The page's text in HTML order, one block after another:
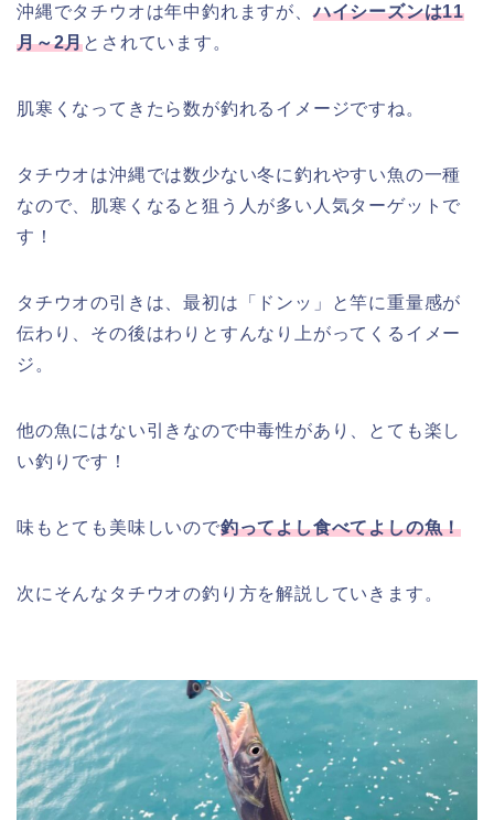
沖縄でタチウオは年中釣れますが、ハイシーズンは11
月～2月とされています。
肌寒くなってきたら数が釣れるイメージですね。
タチウオは沖縄では数少ない冬に釣れやすい魚の一種
なので、肌寒くなると狙う人が多い人気ターゲットで
す！
タチウオの引きは、最初は「ドンッ」と竿に重量感が
伝わり、その後はわりとすんなり上がってくるイメー
ジ。
他の魚にはない引きなので中毒性があり、とても楽し
い釣りです！
味もとても美味しいので釣ってよし食べてよしの魚！
次にそんなタチウオの釣り方を解説していきます。